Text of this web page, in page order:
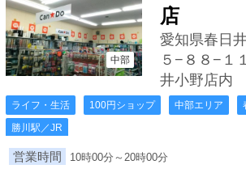
中部
店
愛知県春日
５−８８−１
井小野店内
ライフ・生活 100円ショップ 中部エリア
勝川駅／JR
営業時間 10時00分～20時00分